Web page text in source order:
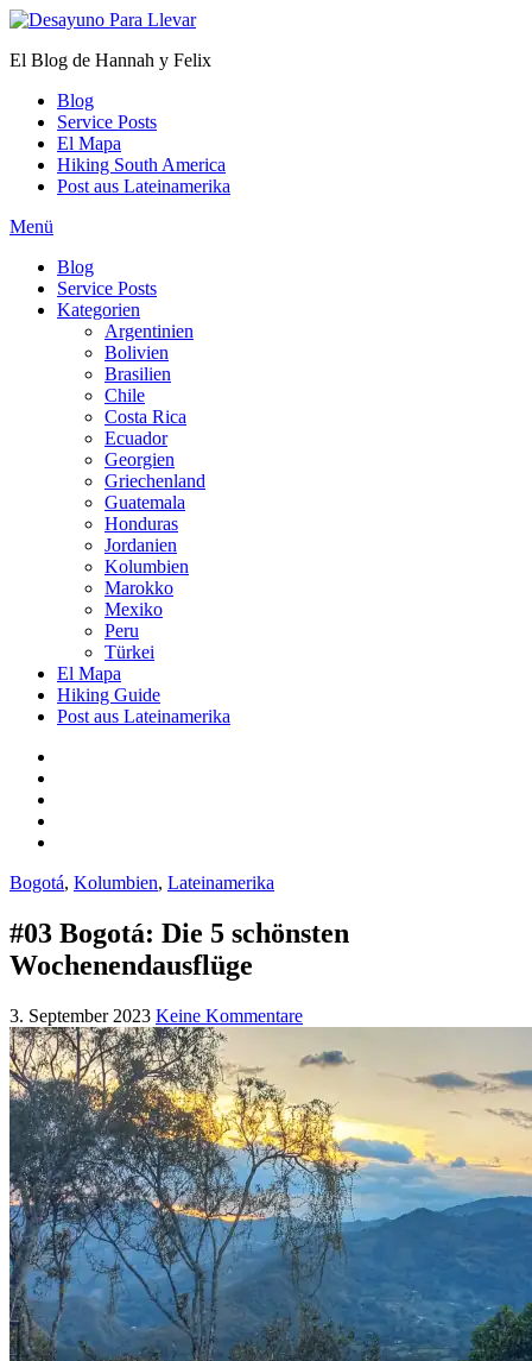
Zum
springen
El Blog de Hannah y Felix
Blog
Service Posts
El Mapa
Hiking South America
Post aus Lateinamerika
Menü
Blog
Service Posts
Kategorien
Argentinien
Bolivien
Brasilien
Chile
Costa Rica
Ecuador
Georgien
Griechenland
Guatemala
Honduras
Jordanien
Kolumbien
Marokko
Mexiko
Peru
Türkei
El Mapa
Hiking Guide
Post aus Lateinamerika
Bogotá, Kolumbien, Lateinamerika
#03 Bogotá: Die 5 schönsten
Wochenendausflüge
3. September 2023 Keine Kommentare